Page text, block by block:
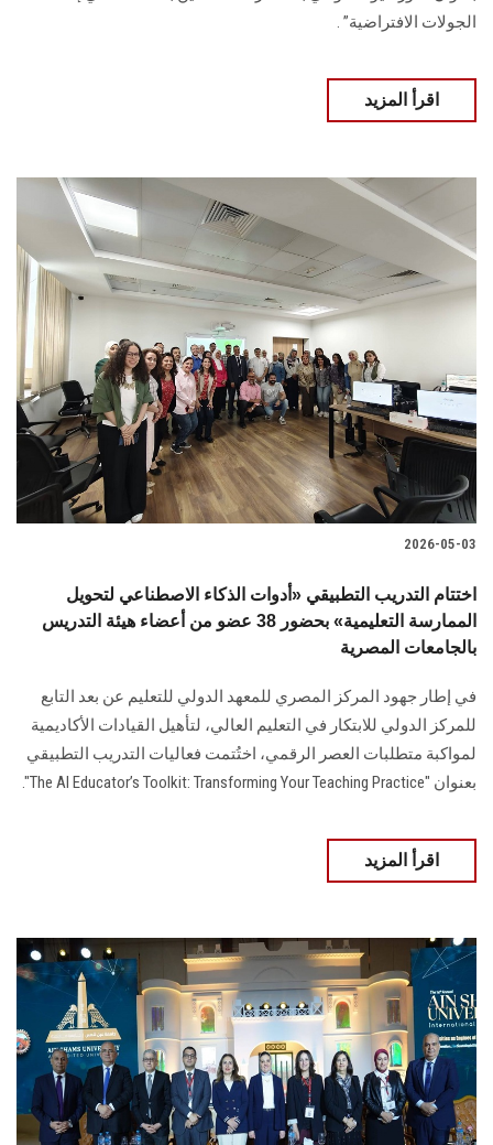
الجولات الافتراضية” .
اقرأ المزيد
2026-05-03
اختتام التدريب التطبيقي «أدوات الذكاء الاصطناعي لتحويل
الممارسة التعليمية» بحضور 38 عضو من أعضاء هيئة التدريس
بالجامعات المصرية
في إطار جهود المركز المصري للمعهد الدولي للتعليم عن بعد التابع
للمركز الدولي للابتكار في التعليم العالي، لتأهيل القيادات الأكاديمية
لمواكبة متطلبات العصر الرقمي، اختُتمت فعاليات التدريب التطبيقي
بعنوان "The AI Educator’s Toolkit: Transforming Your Teaching Practice".
اقرأ المزيد